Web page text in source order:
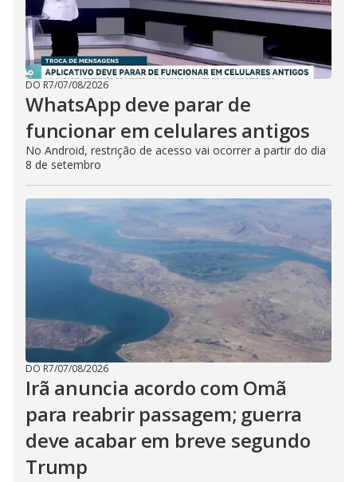
DO R7/07/08/2026
WhatsApp deve parar de
funcionar em celulares antigos
No Android, restrição de acesso vai ocorrer a partir do dia
8 de setembro
DO R7/07/08/2026
Irã anuncia acordo com Omã
para reabrir passagem; guerra
deve acabar em breve segundo
Trump